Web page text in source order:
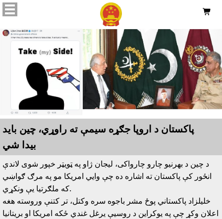

پاکستان د اروپا جګړه سيمې ته راوړي، چين بايد
بيدا شي
د چين د بهرنيو چارو چارواکى، ليجان ژاو په ټويټر خپور شوى لاندې
انځور کې پاکستان ته اشاره ده چې وايي امريکا مو په مرګ ګواښي
که ملګرتيا يې ونکړي.
خليلزاد پاکستاني پوځ مشر باجوه سره وکتل، تر کتنې وروسته هغه
اعلان وکړ چې په يوکراين د روسيې يرغل غندي ځکه امريکا او بريتانيا